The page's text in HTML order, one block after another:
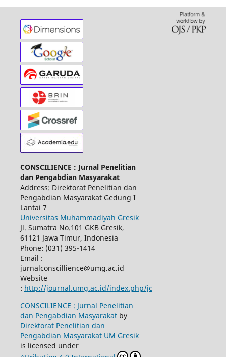
CONSCILIENCE : Jurnal Penelitian
dan Pengabdian Masyarakat
Address: Direktorat Penelitian dan
Pengabdian Masyarakat Gedung I
Lantai 7
Universitas Muhammadiyah Gresik
Jl. Sumatra No.101 GKB Gresik,
61121 Jawa Timur, Indonesia
Phone: (031) 395-1414
Email :
jurnalconscillience@umg.ac.id
Website
: http://journal.umg.ac.id/index.php/jc
CONSCILIENCE : Jurnal Penelitian
dan Pengabdian Masyarakatby
Direktorat Penelitian dan
Pengabdian Masyarakat UM Gresik
is licensed under